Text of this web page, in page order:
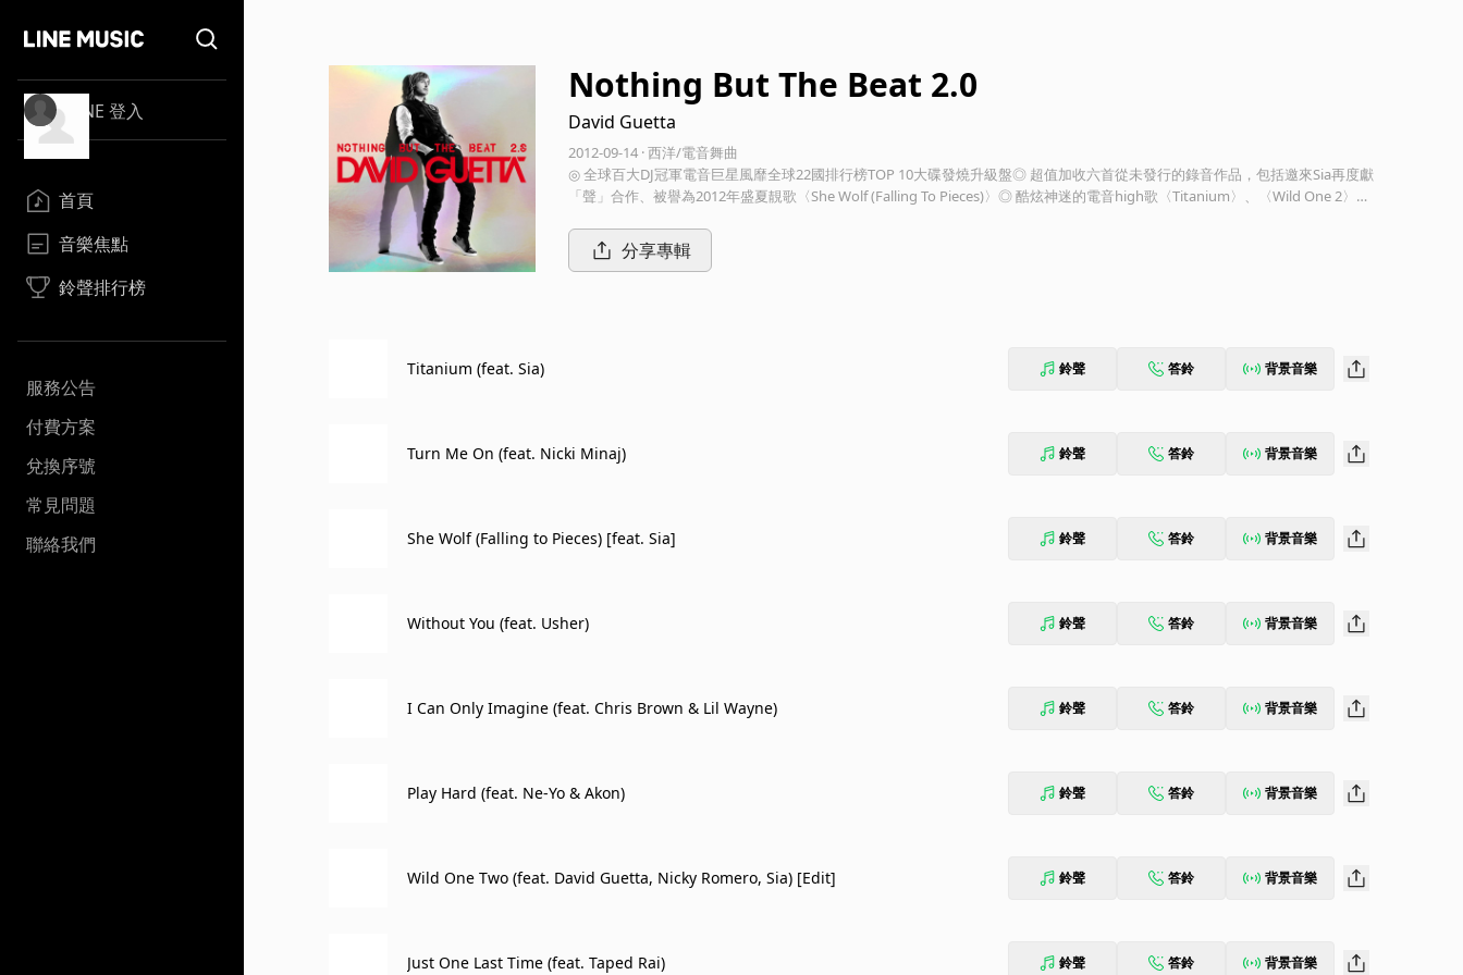
LINE 登入
首頁
音樂焦點
鈴聲排行榜
服務公告
付費方案
兌換序號
常見問題
聯絡我們
Nothing But The Beat 2.0
David Guetta
2012-09-14 · 西洋/電音舞曲
◎ 全球百大DJ冠軍電音巨星風靡全球22國排行榜TOP 10大碟發燒升級盤◎ 超值加收六首從未發行的錄音作品，包括邀來Sia再度獻
「聲」合作、被譽為2012年盛夏靚歌〈She Wolf (Falling To Pieces)〉◎ 酷炫神迷的電音high歌〈Titanium〉、〈Wild One 2〉、
為一首電台播放的歌曲創作出一個節奏，或是做一張讓DJ開心的唱片，我總是想到要讓大家跳舞—這是我的優先考量。」這位法國
DJ／製作人／歌曲創作者連結了存在於電音舞曲與流行樂之間的隔閡，將酷炫的電音舞曲節奏妝點上迷人的流行樂線條，開創流行
樂獎女歌手Sia攜手佔領英國金榜冠軍在內、共計28國排行榜Top 10的流行／浩室／都會舞曲〈Titanium〉；與七座葛萊美獎喝采
史上首位兩度同週稱霸全美熱門單榜冠亞軍的嘻哈玩家Akon穿響嘻哈／電音號角的玩樂派對勁作〈Play Hard〉；與創作2009年英
共同打造席捲包括英國金榜第四名，全美熱門單曲榜第五名等全球24國排行榜Top 10的舞池國歌〈Wild One Two〉，還有他與201
分享專輯
Titanium (feat. Sia) 鈴聲 答鈴 背景音樂
Turn Me On (feat. Nicki Minaj) 鈴聲 答鈴 背景音樂
She Wolf (Falling to Pieces) [feat. Sia] 鈴聲 答鈴 背景音樂
Without You (feat. Usher) 鈴聲 答鈴 背景音樂
I Can Only Imagine (feat. Chris Brown & Lil Wayne) 鈴聲 答鈴 背景音樂
Play Hard (feat. Ne-Yo & Akon) 鈴聲 答鈴 背景音樂
Wild One Two (feat. David Guetta, Nicky Romero, Sia) [Edit] 鈴聲 答鈴 背景音樂
Just One Last Time (feat. Taped Rai) 鈴聲 答鈴 背景音樂